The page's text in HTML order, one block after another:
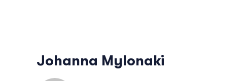
Johanna Mylonaki